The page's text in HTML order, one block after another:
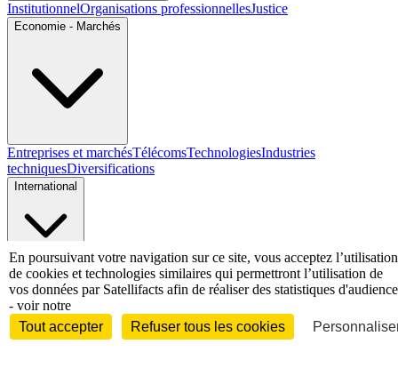
InstitutionnelOrganisations professionnellesJustice
Economie - Marchés
Entreprises et marchésTélécomsTechnologiesIndustries
techniquesDiversifications
International
International
Personnalités
En poursuivant votre navigation sur ce site, vous acceptez l’utilisation
de cookies et technologies similaires qui permettront l’utilisation de
vos données par Satellifacts afin de réaliser des statistiques d'audience
- voir notre
Tout accepter
Refuser tous les cookies